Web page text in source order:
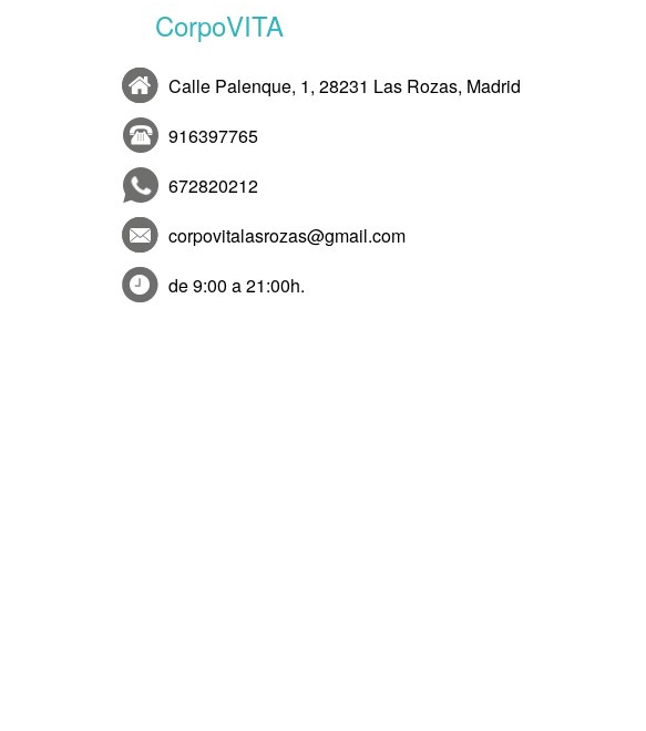
CorpoVITA
Calle Palenque, 1, 28231 Las Rozas, Madrid
916397765
672820212
corpovitalasrozas@gmail.com
de 9:00 a 21:00h.